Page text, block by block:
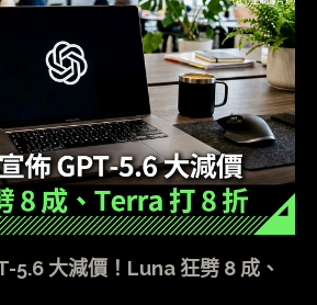
5.6 大減價！Luna 狂劈 8 成、